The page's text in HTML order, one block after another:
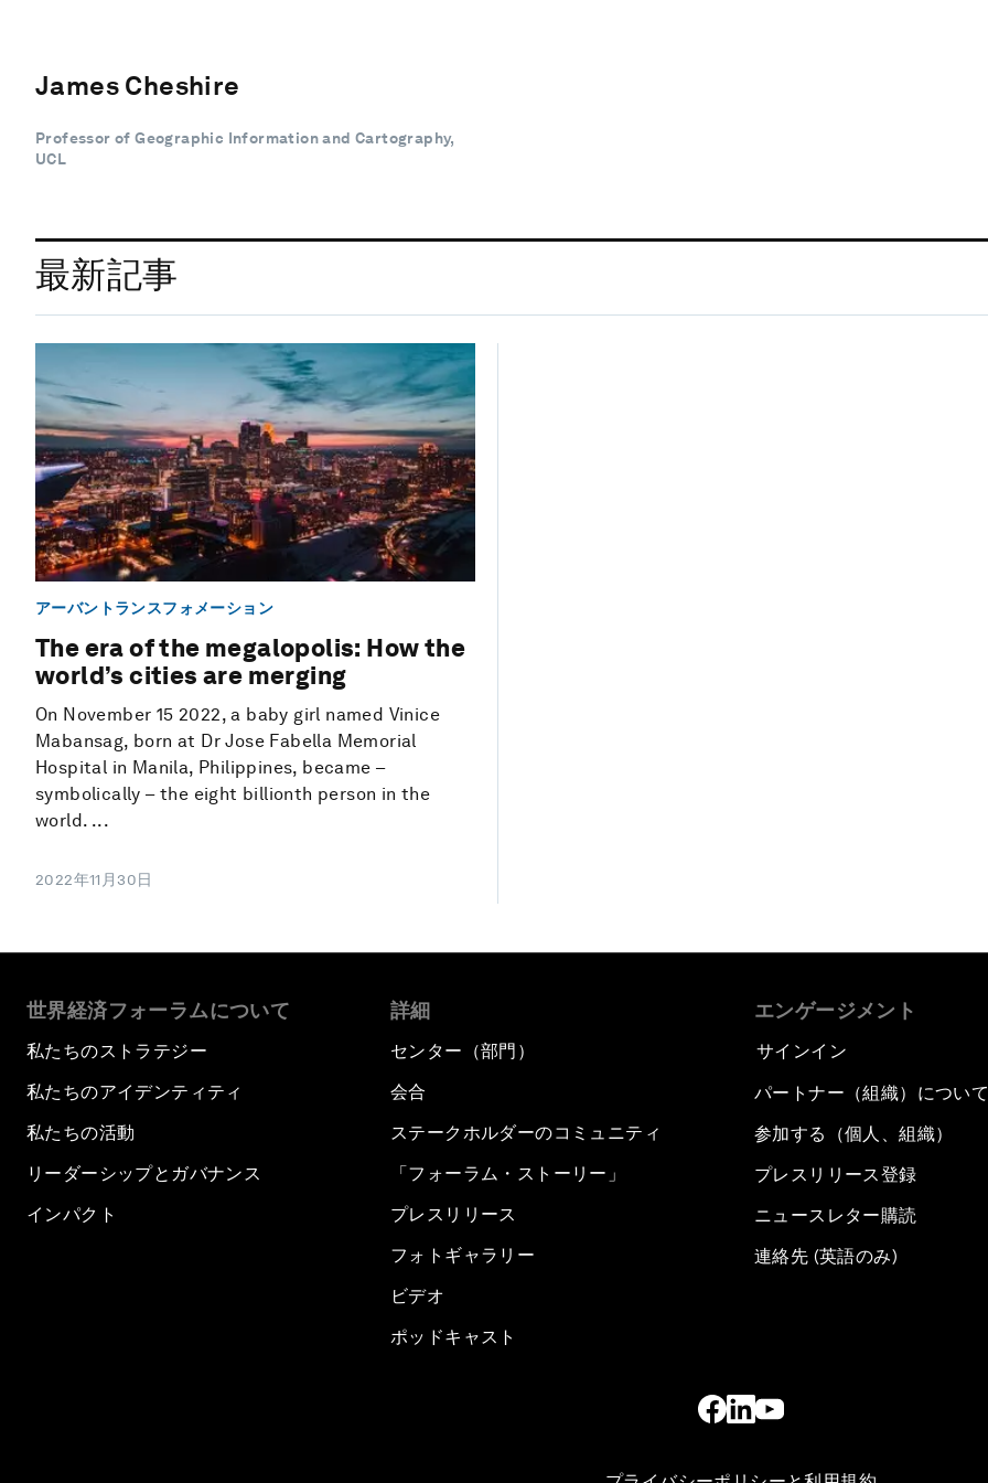
James Cheshire
Professor of Geographic Information and Cartography,
UCL
最新記事
アーバントランスフォメーション
The era of the megalopolis: How the
world’s cities are merging
On November 15 2022, a baby girl named Vinice
Mabansag, born at Dr Jose Fabella Memorial
Hospital in Manila, Philippines, became –
symbolically – the eight billionth person in the
world. ...
2022年11月30日
世界経済フォーラムについて
私たちのストラテジー
私たちのアイデンティティ
私たちの活動
リーダーシップとガバナンス
インパクト
詳細
センター（部門）
会合
ステークホルダーのコミュニティ
「フォーラム・ストーリー」
プレスリリース
フォトギャラリー
ビデオ
ポッドキャスト
エンゲージメント
サインイン
パートナー（組織）について
参加する（個人、組織）
プレスリリース登録
ニュースレター購読
連絡先 (英語のみ)